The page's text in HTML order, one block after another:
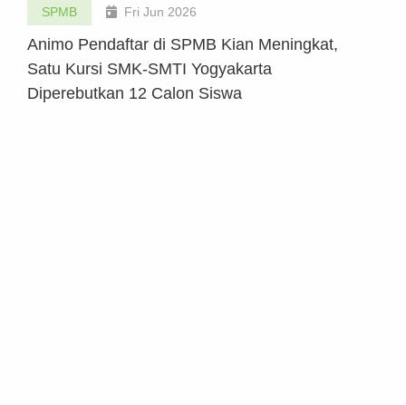
SPMB Fri Jun 2026
Animo Pendaftar di SPMB Kian Meningkat,
Satu Kursi SMK-SMTI Yogyakarta
Diperebutkan 12 Calon Siswa